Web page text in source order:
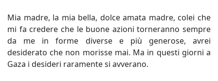
Mia madre, la mia bella, dolce amata madre, colei che
mi fa credere che le buone azioni torneranno sempre
da me in forme diverse e più generose, avrei
desiderato che non morisse mai. Ma in questi giorni a
Gaza i desideri raramente si avverano.